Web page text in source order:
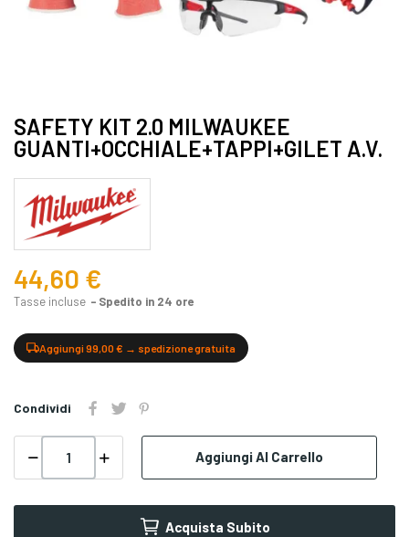
SAFETY KIT 2.0 MILWAUKEE
GUANTI+OCCHIALE+TAPPI+GILET A.V.
44,60 €
Tasse incluse Spedito in 24 ore
Aggiungi 99,00 € → spedizione gratuita
Condividi
Aggiungi Al Carrello
Acquista Subito